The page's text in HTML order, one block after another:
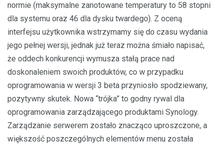
normie (maksymalne zanotowane temperatury to 58 stopni
dla systemu oraz 46 dla dysku twardego). Z oceną
interfejsu użytkownika wstrzymamy się do czasu wydania
jego pełnej wersji, jednak już teraz można śmiało napisać,
że oddech konkurencji wymusza stałą prace nad
doskonaleniem swoich produktów, co w przypadku
oprogramowania w wersji 3 beta przyniosło spodziewany,
pozytywny skutek. Nowa “trójka” to godny rywal dla
oprogramowania zarządzającego produktami Synology.
Zarządzanie serwerem zostało znacząco uproszczone, a
większość poszczególnych elementów menu została